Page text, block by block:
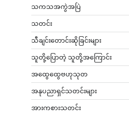
သကသအကွဲအပြဲ
သတင်း
သီချင်းတောင်းဆိုခြင်းများ
သူတို့ပြောတဲ့ သူတို့အကြောင်း
အထွေထွေဗဟုသုတ
အနုပညာရှင်သတင်းများ
အားကစားသတင်း